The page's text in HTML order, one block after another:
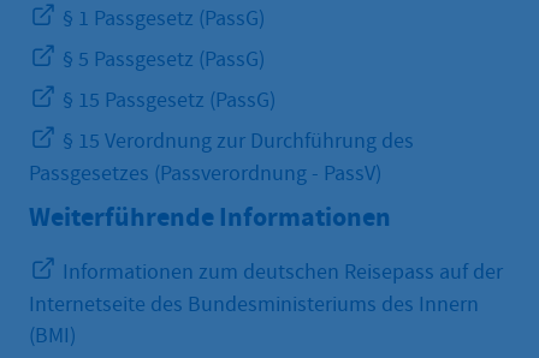
§ 1 Passgesetz (PassG)
§ 5 Passgesetz (PassG)
§ 15 Passgesetz (PassG)
§ 15 Verordnung zur Durchführung des
Passgesetzes (Passverordnung - PassV)
Weiterführende Informationen
Informationen zum deutschen Reisepass auf der
Internetseite des Bundesministeriums des Innern
(BMI)